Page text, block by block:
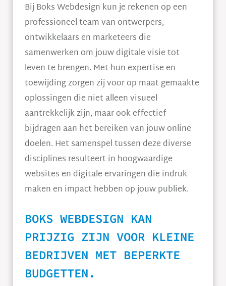
Bij Boks Webdesign kun je rekenen op een
professioneel team van ontwerpers,
ontwikkelaars en marketeers die
samenwerken om jouw digitale visie tot
leven te brengen. Met hun expertise en
toewijding zorgen zij voor op maat gemaakte
oplossingen die niet alleen visueel
aantrekkelijk zijn, maar ook effectief
bijdragen aan het bereiken van jouw online
doelen. Het samenspel tussen deze diverse
disciplines resulteert in hoogwaardige
websites en digitale ervaringen die indruk
maken en impact hebben op jouw publiek.
BOKS WEBDESIGN KAN
PRIJZIG ZIJN VOOR KLEINE
BEDRIJVEN MET BEPERKTE
BUDGETTEN.